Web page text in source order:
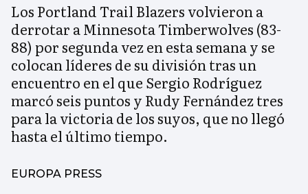
Los Portland Trail Blazers volvieron a
derrotar a Minnesota Timberwolves (83-
88) por segunda vez en esta semana y se
colocan líderes de su división tras un
encuentro en el que Sergio Rodríguez
marcó seis puntos y Rudy Fernández tres
para la victoria de los suyos, que no llegó
hasta el último tiempo.
EUROPA PRESS